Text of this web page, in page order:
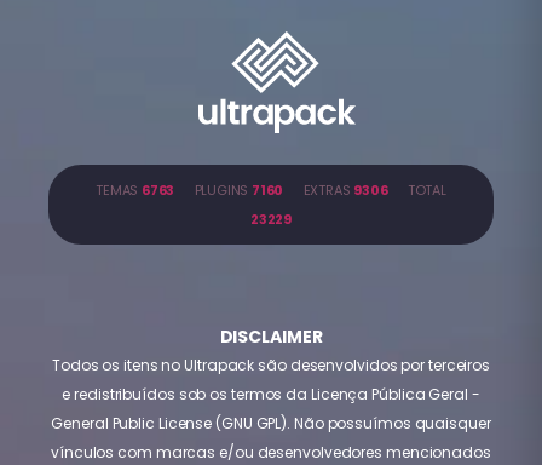
TEMAS 6763 PLUGINS 7160 EXTRAS 9306TOTAL
23229
DISCLAIMER
Todos os itens no Ultrapack são desenvolvidos por terceiros
e redistribuídos sob os termos da Licença Pública Geral -
General Public License (GNU GPL). Não possuímos quaisquer
vínculos com marcas e/ou desenvolvedores mencionados